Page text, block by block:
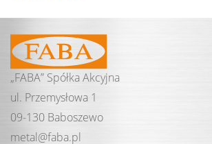
„FABA” Spółka Akcyjna
ul. Przemysłowa 1
09-130 Baboszewo
metal@faba.pl